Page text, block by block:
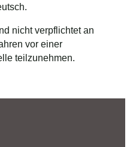
nicht verpflichtet an
vor einer
teilzunehmen.